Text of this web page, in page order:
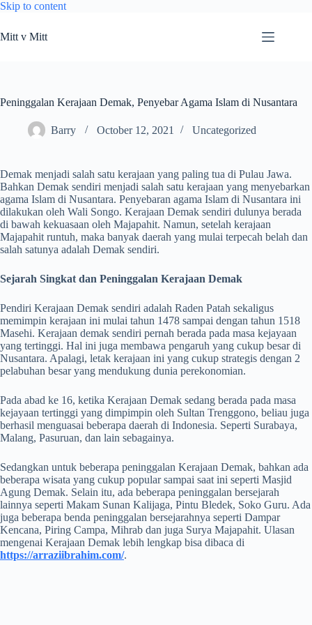
Skip to content
Mitt v Mitt
Peninggalan Kerajaan Demak, Penyebar Agama Islam di Nusantara
Barry October 12, 2021 Uncategorized
Demak menjadi salah satu kerajaan yang paling tua di Pulau Jawa.
Bahkan Demak sendiri menjadi salah satu kerajaan yang menyebarkan
agama Islam di Nusantara. Penyebaran agama Islam di Nusantara ini
dilakukan oleh Wali Songo. Kerajaan Demak sendiri dulunya berada
di bawah kekuasaan oleh Majapahit. Namun, setelah kerajaan
Majapahit runtuh, maka banyak daerah yang mulai terpecah belah dan
salah satunya adalah Demak sendiri.
Sejarah Singkat dan Peninggalan Kerajaan Demak
Pendiri Kerajaan Demak sendiri adalah Raden Patah sekaligus
memimpin kerajaan ini mulai tahun 1478 sampai dengan tahun 1518
Masehi. Kerajaan demak sendiri pernah berada pada masa kejayaan
yang tertinggi. Hal ini juga membawa pengaruh yang cukup besar di
Nusantara. Apalagi, letak kerajaan ini yang cukup strategis dengan 2
pelabuhan besar yang mendukung dunia perekonomian.
Pada abad ke 16, ketika Kerajaan Demak sedang berada pada masa
kejayaan tertinggi yang dimpimpin oleh Sultan Trenggono, beliau juga
berhasil menguasai beberapa daerah di Indonesia. Seperti Surabaya,
Malang, Pasuruan, dan lain sebagainya.
Sedangkan untuk beberapa peninggalan Kerajaan Demak, bahkan ada
beberapa wisata yang cukup popular sampai saat ini seperti Masjid
Agung Demak. Selain itu, ada beberapa peninggalan bersejarah
lainnya seperti Makam Sunan Kalijaga, Pintu Bledek, Soko Guru. Ada
juga beberapa benda peninggalan bersejarahnya seperti Dampar
Kencana, Piring Campa, Mihrab dan juga Surya Majapahit. Ulasan
mengenai Kerajaan Demak lebih lengkap bisa dibaca di
https://arraziibrahim.com/.